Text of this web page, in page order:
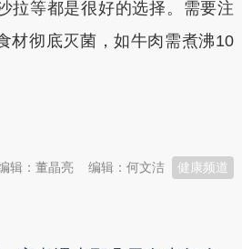
拉等都是很好的选择。需要注
材彻底灭菌，如牛肉需煮沸10
健康频道
编辑：何文洁
辑：董晶亮